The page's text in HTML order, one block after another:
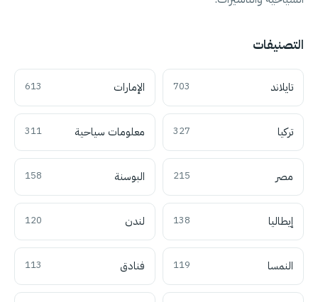
التصنيفات
تايلاند 703 الإمارات 613
تركيا 327 معلومات سياحية 311
مصر 215 البوسنة 158
إيطاليا 138 لندن 120
النمسا 119 فنادق 113